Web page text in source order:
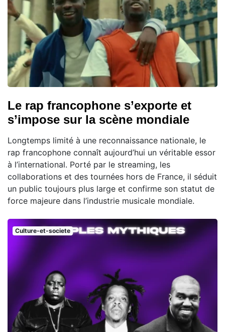
Le rap francophone s’exporte et
s’impose sur la scène mondiale
Longtemps limité à une reconnaissance nationale, le
rap francophone connaît aujourd’hui un véritable essor
à l’international. Porté par le streaming, les
collaborations et des tournées hors de France, il séduit
un public toujours plus large et confirme son statut de
force majeure dans l’industrie musicale mondiale.
Culture-et-societe